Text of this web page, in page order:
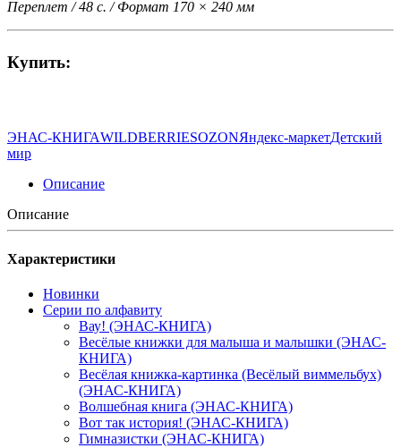
Переплет / 48 с. / Формат 170 × 240 мм
Купить:
ЭНАС-КНИГАWILDBERRIESOZONЯндекс-маркетДетский
мир
Описание
Описание
Характеристики
Новинки
Серии по алфавиту
Вау! (ЭНАС-КНИГА)
Весёлые книжки для малыша и малышки (ЭНАС-
КНИГА)
Весёлая книжка-картинка (Весёлый виммельбух)
(ЭНАС-КНИГА)
Волшебная книга (ЭНАС-КНИГА)
Вот так история! (ЭНАС-КНИГА)
Гимназистки (ЭНАС-КНИГА)